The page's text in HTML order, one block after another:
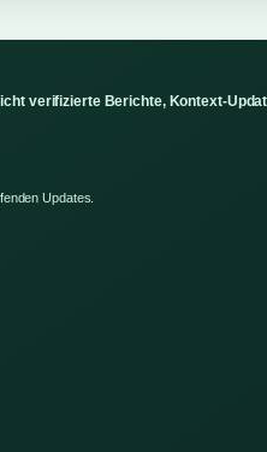
verifizierte Berichte, Kontext-
Updates.